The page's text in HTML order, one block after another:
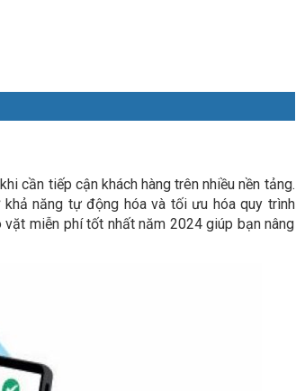
cần tiếp cận khách hàng trên nhiều nền tảng.
năng tự động hóa và tối ưu hóa quy trình
miễn phí tốt nhất năm 2024 giúp bạn nâng